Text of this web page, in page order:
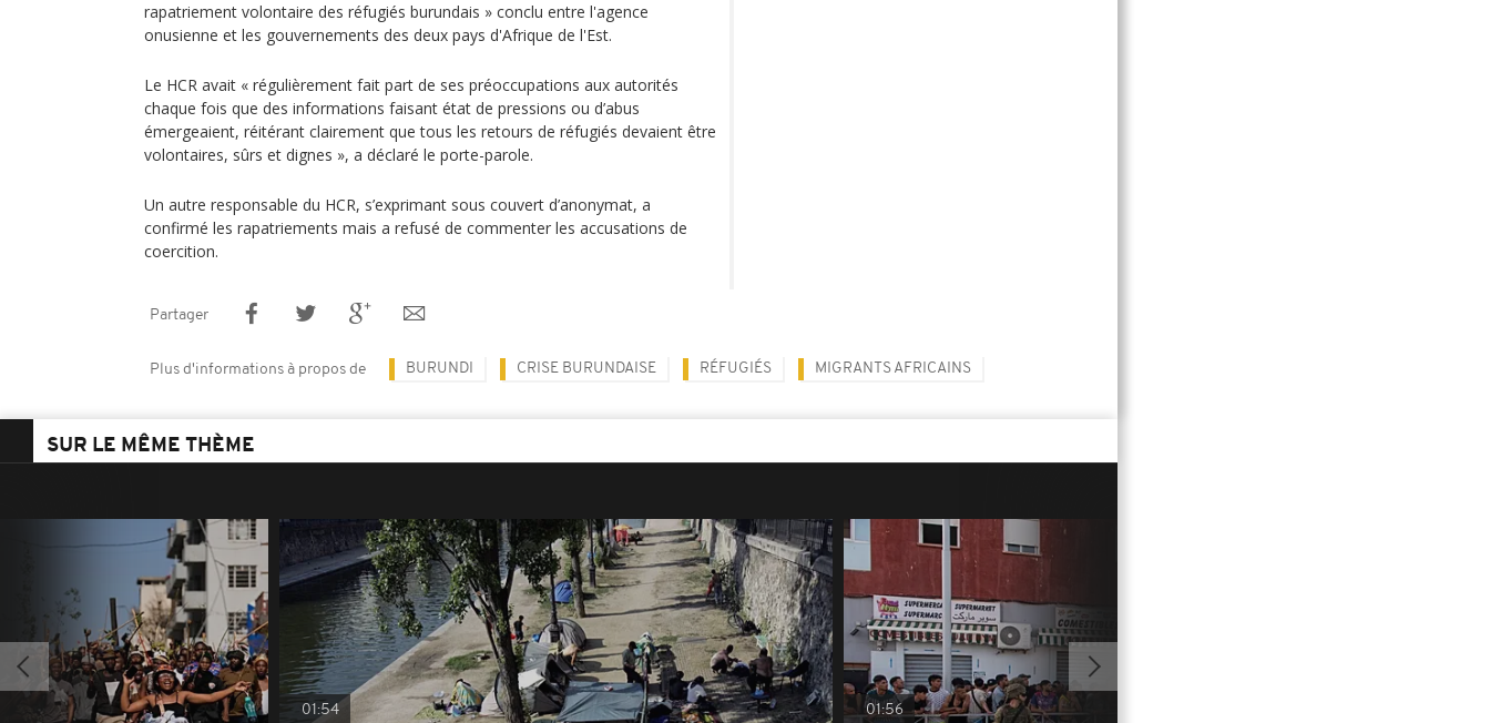
rapatriement volontaire des réfugiés burundais » conclu entre l'agence
onusienne et les gouvernements des deux pays d'Afrique de l'Est.
Le HCR avait « régulièrement fait part de ses préoccupations aux autorités
chaque fois que des informations faisant état de pressions ou d’abus
émergeaient, réitérant clairement que tous les retours de réfugiés devaient être
volontaires, sûrs et dignes », a déclaré le porte-parole.
Un autre responsable du HCR, s’exprimant sous couvert d’anonymat, a
confirmé les rapatriements mais a refusé de commenter les accusations de
coercition.
Partager
Plus d'informations à propos de BURUNDI CRISE BURUNDAISE RÉFUGIÉS MIGRANTS AFRICAINS
SUR LE MÊME THÈME
01:54 01:56